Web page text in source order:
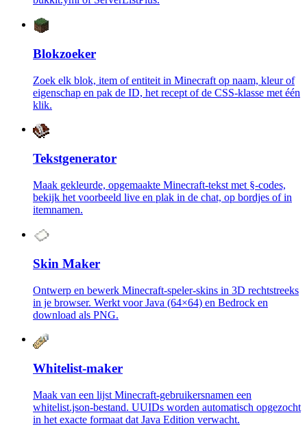
Blokzoeker
Zoek elk blok, item of entiteit in Minecraft op naam, kleur of
eigenschap en pak de ID, het recept of de CSS-klasse met één
klik.
Tekstgenerator
Maak gekleurde, opgemaakte Minecraft-tekst met §-codes,
bekijk het voorbeeld live en plak in de chat, op bordjes of in
itemnamen.
Skin Maker
Ontwerp en bewerk Minecraft-speler-skins in 3D rechtstreeks
in je browser. Werkt voor Java (64×64) en Bedrock en
download als PNG.
Whitelist-maker
Maak van een lijst Minecraft-gebruikersnamen een
whitelist.json-bestand. UUIDs worden automatisch opgezocht
in het exacte formaat dat Java Edition verwacht.